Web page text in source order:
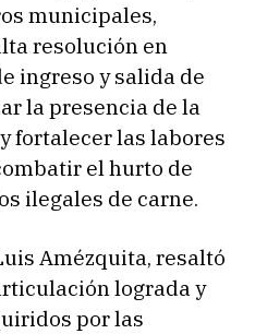
municipales,
resolución en
ingreso y salida de
la presencia de la
fortalecer las labores
el hurto de
ilegales de carne.
Amézquita, resaltó
lograda y
por las